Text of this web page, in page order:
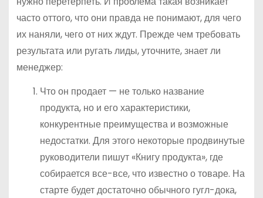
часто оттого, что они правда не понимают, для чего
их наняли, чего от них ждут. Прежде чем требовать
результата или ругать лиды, уточните, знает ли
менеджер:
Что он продает — не только название
продукта, но и его характеристики,
конкурентные преимущества и возможные
недостатки. Для этого некоторые продвинутые
руководители пишут «Книгу продукта», где
собирается все-все, что известно о товаре. На
старте будет достаточно обычного гугл-дока,